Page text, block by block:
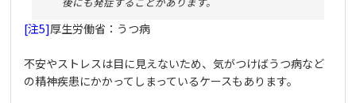
[注5]厚生労働省：うつ病
不安やストレスは目に見えないため、気がつけばうつ病など
の精神疾患にかかってしまっているケースもあります。